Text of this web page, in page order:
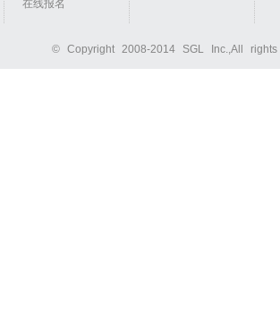
在线报名
© Copyright 2008-2014 SGL Inc.,All